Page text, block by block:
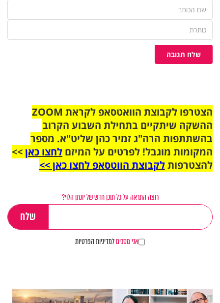
שלח תגובה
הצטרפו לקבוצת הוואטסאפ לקראת ZOOM
ההשקה שיתקיים בתחילת השבוע הקרוב
בהשתתפות הרה"ג זמיר כהן שליט"א. מספר
המקומות מוגבל! לפרטים על המיזם לחצו כאן>>
להצטרפותלקבוצת הווטסאפ לחצו כאן >>
רוצה התראה על כל תוכן חדש של יונתן הלוי?
אני מסכיםלמדיניות הפרטיות